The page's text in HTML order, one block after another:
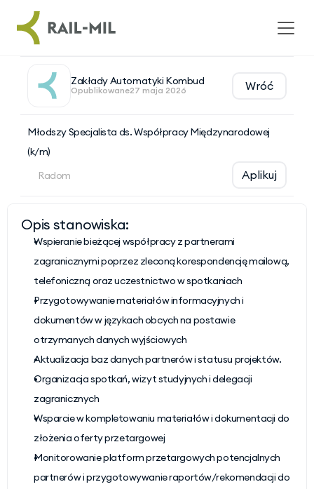
Zakłady Automatyki Kombud
Opublikowane27 maja 2026 Wróć
Młodszy Specjalista ds. Współpracy Międzynarodowej
(k/m)
Radom
Aplikuj
Opis stanowiska:
Wspieranie bieżącej współpracy z partnerami
zagranicznymi poprzez zleconą korespondencję mailową,
telefoniczną oraz uczestnictwo w spotkaniach
Przygotowywanie materiałów informacyjnych i
dokumentów w językach obcych na postawie
otrzymanych danych wyjściowych
Aktualizacja baz danych partnerów i statusu projektów.
Organizacja spotkań, wizyt studyjnych i delegacji
zagranicznych
Wsparcie w kompletowaniu materiałów i dokumentacji do
złożenia oferty przetargowej
Monitorowanie platform przetargowych potencjalnych
partnerów i przygotowywanie raportów/rekomendacji do